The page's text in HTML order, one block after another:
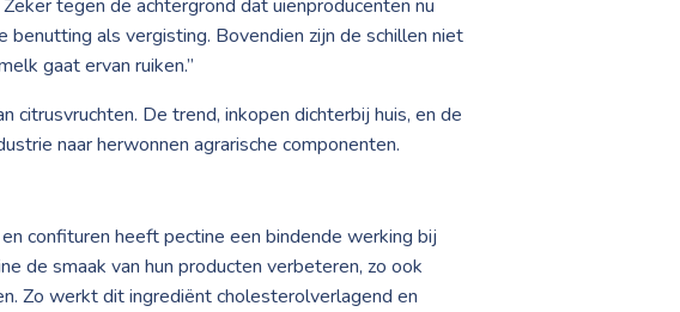
tegen de achtergrond dat uienproducenten nu
als vergisting. Bovendien zijn de schillen niet
gaat ervan ruiken.”
De trend, inkopen dichterbij huis, en de
naar herwonnen agrarische componenten.
confituren heeft pectine een bindende werking bij
de smaak van hun producten verbeteren, zo ook
Zo werkt dit ingrediënt cholesterolverlagend en